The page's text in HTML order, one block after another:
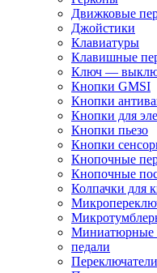
Движковые
Джойстики
Клавиатуры
Клавишные
Ключ —
Кнопки GMSI
Кнопки
Кнопки для
Кнопки пьезо
Кнопки
Кнопочные
Кнопочные
Колпачки для
Миниатюрные
педали